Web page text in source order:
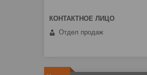
Отдел продаж